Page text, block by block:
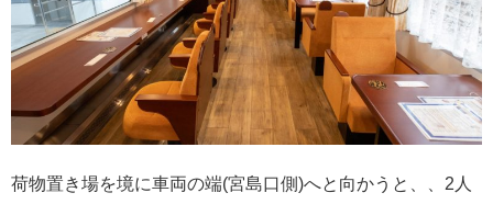
荷物置き場を境に車両の端(宮島口側)へと向かうと、、2人